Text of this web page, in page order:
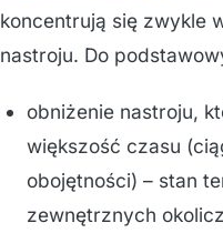
koncentrują się zwykle
nastroju. Do
obniżenie nastroju,
większość czasu
obojętności) – stan
zewnętrznych